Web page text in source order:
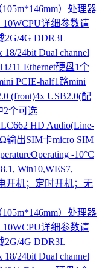
）处理器
10WCPU详细参数请
2G/4G DDR3L
24bit Dual channel
i211 Ethernet硬盘1个
PCIE-half1路mini
(front)4x USB2.0(配
2个可选
HD Audio(Line-
输出SIM卡micro SIM
-10°C
Win10,WES7,
开机；定时开机；无
）处理器
10WCPU详细参数请
2G/4G DDR3L
24bit Dual channel